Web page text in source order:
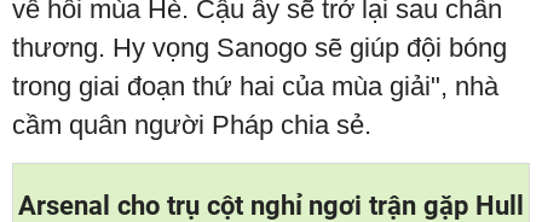
về hồi mùa Hè. Cậu ấy sẽ trở lại sau chấn
thương. Hy vọng Sanogo sẽ giúp đội bóng
trong giai đoạn thứ hai của mùa giải", nhà
cầm quân người Pháp chia sẻ.
Arsenal cho trụ cột nghỉ ngơi trận gặp Hull